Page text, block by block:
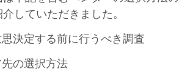
していただきました。
決定する前に行うべき調査
の選択方法